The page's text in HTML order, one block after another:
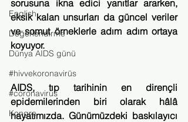
English
Değerlendirme
Dünya AIDS günü
#hivvekoronavirüs
#coronavirus
Kongre
sorusuna ikna edici yanıtlar ararken,
eksik kalan unsurları da güncel veriler
ve somut örneklerle adım adım ortaya
koyuyor.
AIDS, tıp tarihinin en dirençli
epidemilerinden biri olarak hâlâ
hayatımızda. Günümüzdeki baskılayıcı